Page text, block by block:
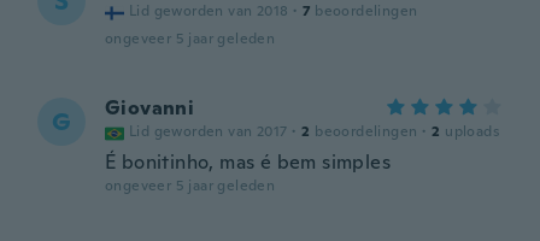
Lid geworden van 2018 · 7 beoordelingen
ongeveer 5 jaar geleden
G Giovanni
Lid geworden van 2017 · 2 beoordelingen · 2 uploads
É bonitinho, mas é bem simples
ongeveer 5 jaar geleden